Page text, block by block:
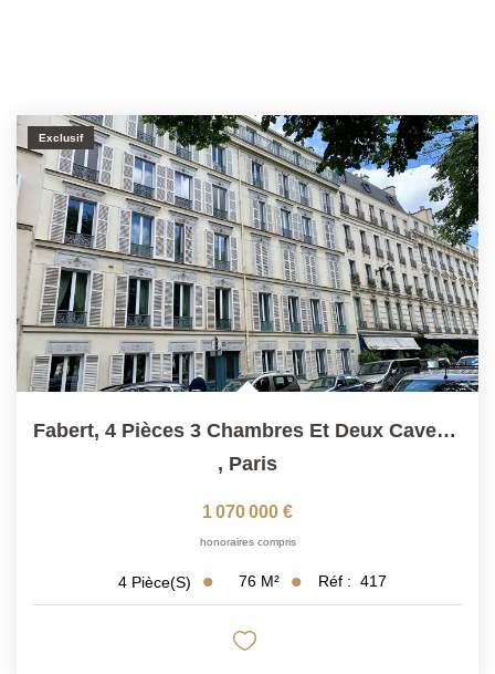
Exclusif
Fabert, 4 Pièces 3 Chambres Et Deux Caves En Étage
, Paris
1 070 000 €
honoraires compris
4 Pièce(s) 76 M² Réf : 417